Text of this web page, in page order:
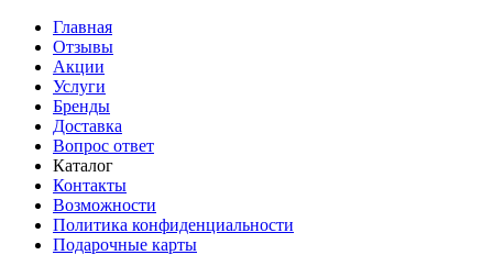
Главная
Отзывы
Акции
Услуги
Бренды
Доставка
Вопрос ответ
Каталог
Контакты
Возможности
Политика конфиденциальности
Подарочные карты